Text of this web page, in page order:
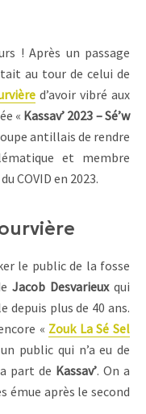
! Après un passage
au tour de celui de
d’avoir vibré aux
« Kassav’ 2023 – Sé’w
antillais de rendre
et membre
COVID en 2023.
le public de la fosse
Jacob Desvarieux qui
plus de 40 ans.
« Zouk La Sé Sel
public qui n’a eu de
part de Kassav’. On a
émue après le second